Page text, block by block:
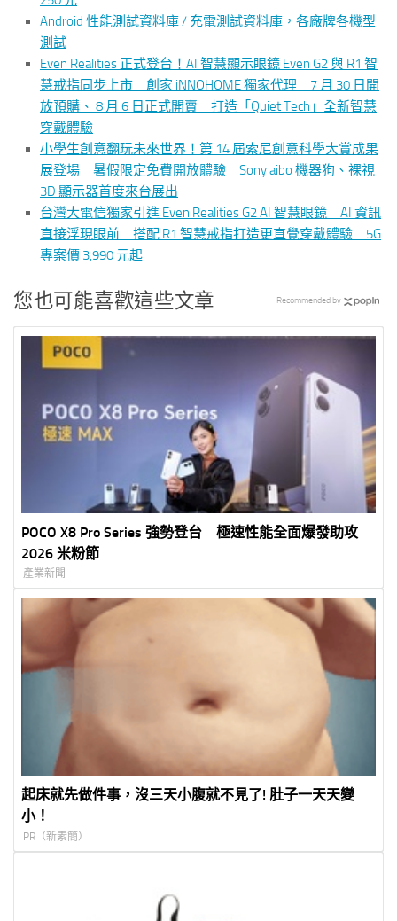
Android 性能測試資料庫 / 充電測試資料庫，各廠牌各機型
測試
Even Realities 正式登台！AI 智慧顯示眼鏡 Even G2 與 R1 智
慧戒指同步上市 創家 iNNOHOME 獨家代理 7 月 30 日開
放預購、 8 月 6 日正式開賣 打造「Quiet Tech」全新智慧
穿戴體驗
小學生創意翻玩未來世界！第 14 屆索尼創意科學大賞成果
展登場 暑假限定免費開放體驗 Sony aibo 機器狗、裸視
3D 顯示器首度來台展出
台灣大電信獨家引進 Even Realities G2 AI 智慧眼鏡 AI 資訊
直接浮現眼前 搭配 R1 智慧戒指打造更直覺穿戴體驗 5G
專案價 3,990 元起
您也可能喜歡這些文章
POCO X8 Pro Series 強勢登台 極速性能全面爆發助攻
2026 米粉節
產業新聞
起床就先做件事，沒三天小腹就不見了! 肚子一天天變
小！
PR（新素簡）
Recommended by